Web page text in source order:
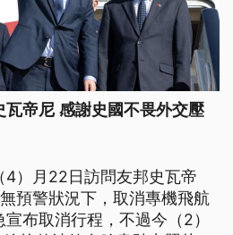
帝尼 感謝史國不畏外交壓
4）月22日訪問友邦史瓦帝
預警狀況下，取消專機飛航
布取消行程，不過今（2）